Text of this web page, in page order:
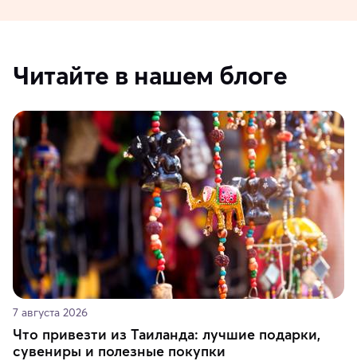
Читайте в нашем блоге
7 августа 2026
Что привезти из Таиланда: лучшие подарки,
сувениры и полезные покупки